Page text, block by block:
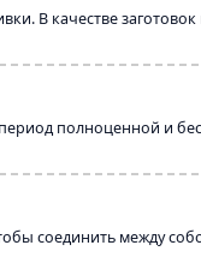
В качестве заготовок
полноценной и
соединить между